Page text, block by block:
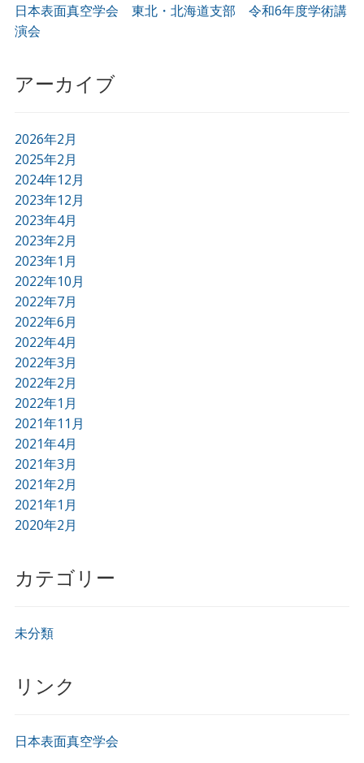
日本表面真空学会 東北・北海道支部 令和6年度学術講
演会
アーカイブ
2026年2月
2025年2月
2024年12月
2023年12月
2023年4月
2023年2月
2023年1月
2022年10月
2022年7月
2022年6月
2022年4月
2022年3月
2022年2月
2022年1月
2021年11月
2021年4月
2021年3月
2021年2月
2021年1月
2020年2月
カテゴリー
未分類
リンク
日本表面真空学会